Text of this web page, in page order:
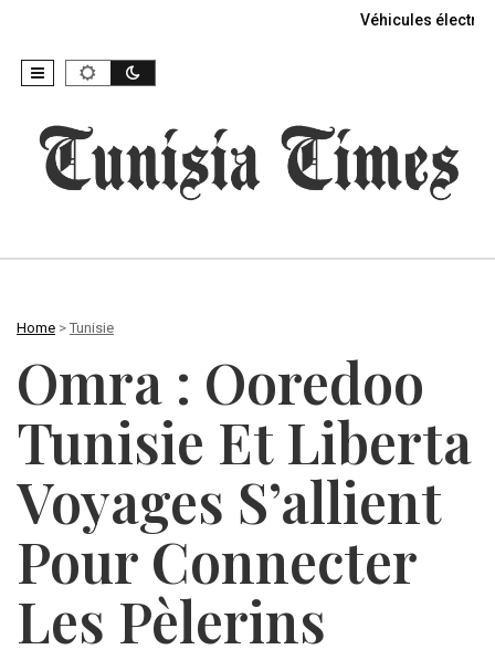
Véhicules
Home > Tunisie
Omra : Ooredoo
Tunisie Et Liberta
Voyages S’allient
Pour Connecter
Les Pèlerins